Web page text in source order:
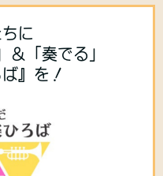
に
＆「奏でる」
』を！